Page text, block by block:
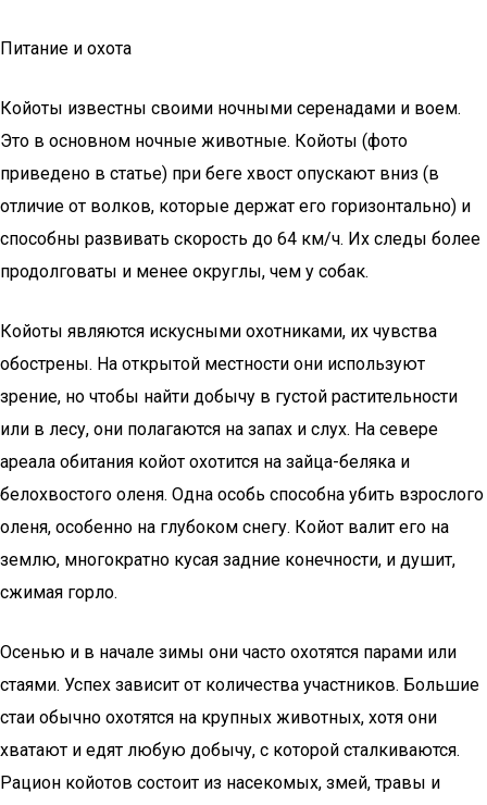
Питание и охота
Койоты известны своими ночными серенадами и воем.
Это в основном ночные животные. Койоты (фото
приведено в статье) при беге хвост опускают вниз (в
отличие от волков, которые держат его горизонтально) и
способны развивать скорость до 64 км/ч. Их следы более
продолговаты и менее округлы, чем у собак.
Койоты являются искусными охотниками, их чувства
обострены. На открытой местности они используют
зрение, но чтобы найти добычу в густой растительности
или в лесу, они полагаются на запах и слух. На севере
ареала обитания койот охотится на зайца-беляка и
белохвостого оленя. Одна особь способна убить взрослого
оленя, особенно на глубоком снегу. Койот валит его на
землю, многократно кусая задние конечности, и душит,
сжимая горло.
Осенью и в начале зимы они часто охотятся парами или
стаями. Успех зависит от количества участников. Большие
стаи обычно охотятся на крупных животных, хотя они
хватают и едят любую добычу, с которой сталкиваются.
Рацион койотов состоит из насекомых, змей, травы и